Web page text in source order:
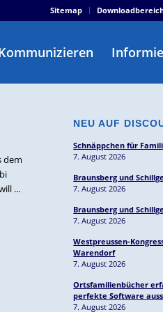
Sitemap
dem
...
NEU AUF
Schnäppchen für
7. August 2026
Braunsberg und
7. August 2026
Braunsberg und
7. August 2026
Westpreussen-
Warendorf
7. August 2026
Ortsfamilienbücher
perfekte Software
7. August 2026